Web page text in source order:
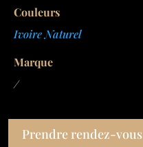
Couleurs
Ivoire Naturel
Marque
/
Prendre rendez-vous